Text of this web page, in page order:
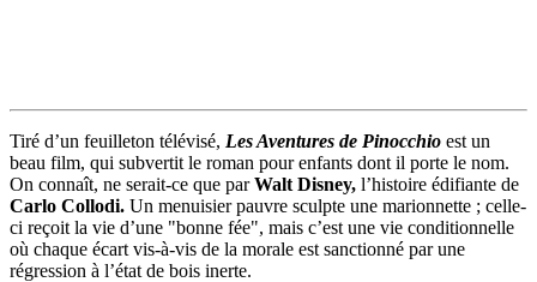
Tiré d’un feuilleton télévisé, Les Aventures de Pinocchio est un
beau film, qui subvertit le roman pour enfants dont il porte le nom.
On connaît, ne serait-ce que parWalt Disney, l’histoire édifiante de
Carlo Collodi. Un menuisier pauvre sculpte une marionnette ; celle-
ci reçoit la vie d’une "bonne fée", mais c’est une vie conditionnelle
où chaque écart vis-à-vis de la morale est sanctionné par une
régression à l’état de bois inerte.